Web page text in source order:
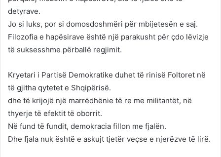
detyrave.
Jo si luks, por si domosdoshmëri për mbijetesën e saj.
Filozofia e hapësirave është një parakusht për çdo lëvizje
të suksesshme përballë regjimit.
Kryetari i Partisë Demokratike duhet të rinisë Foltoret në
të gjitha qytetet e Shqipërisë.
dhe të krijojë një marrëdhënie të re me militantët, në
thyerje të efektit të oborrit.
Në fund të fundit, demokracia fillon me fjalën.
Dhe fjala nuk është e askujt tjetër veçse e njerëzve të lirë.